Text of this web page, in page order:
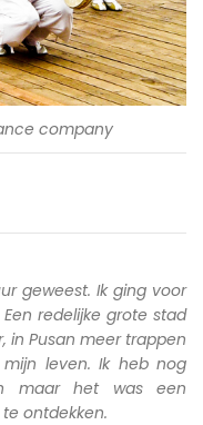
company
geweest. Ik ging voor
redelijke grote stad
in Pusan meer trappen
leven. Ik heb nog
maar het was een
ontdekken.